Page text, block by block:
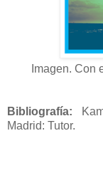
Imagen. Con
Bibliografía:
Madrid: Tutor.